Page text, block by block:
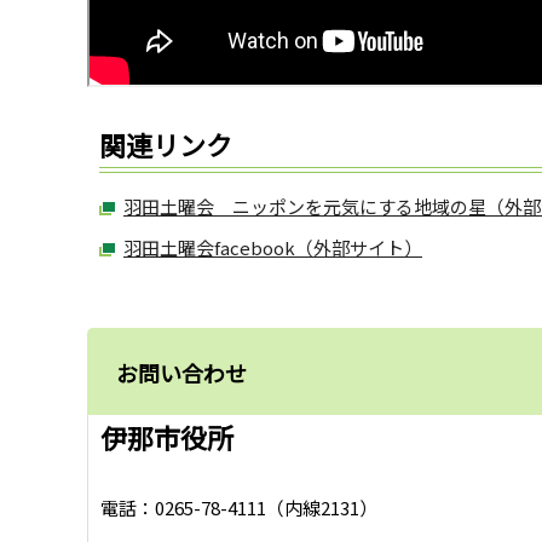
関連リンク
羽田土曜会 ニッポンを元気にする地域の星（外
羽田土曜会facebook（外部サイト）
お問い合わせ
伊那市役所
電話：0265-78-4111（内線2131）